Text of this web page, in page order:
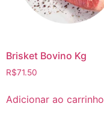
Brisket Bovino Kg
R$71.50
Adicionar ao carrinho